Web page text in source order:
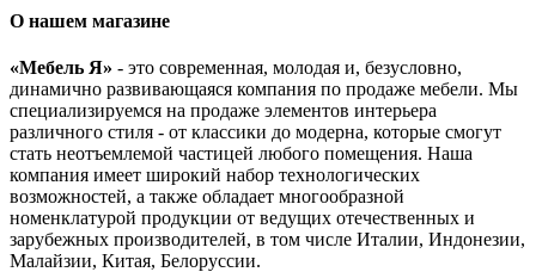
О нашем магазине
«Мебель Я» - это современная, молодая и, безусловно,
динамично развивающаяся компания по продаже мебели. Мы
специализируемся на продаже элементов интерьера
различного стиля - от классики до модерна, которые смогут
стать неотъемлемой частицей любого помещения. Наша
компания имеет широкий набор технологических
возможностей, а также обладает многообразной
номенклатурой продукции от ведущих отечественных и
зарубежных производителей, в том числе Италии, Индонезии,
Малайзии, Китая, Белоруссии.